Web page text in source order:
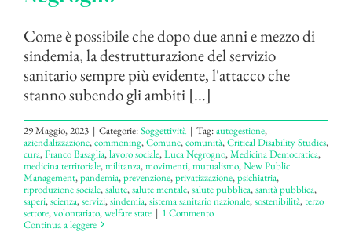
Come è possibile che dopo due anni e mezzo di
sindemia, la destrutturazione del servizio
sanitario sempre più evidente, l'attacco che
stanno subendo gli ambiti [...]
29 Maggio, 2023 | Categorie:Soggettività | Tag:autogestione,
aziendalizzazione,commoning,Comune,comunità,Critical Disability Studies,
cura,Franco Basaglia,lavoro sociale,Luca Negrogno,Medicina Democratica,
medicina territoriale,militanza,movimenti,mutualismo,New Public
Management,pandemia,prevenzione,privatizzazione,psichiatria,
riproduzione sociale,salute,salute mentale,salute pubblica,sanità pubblica,
saperi,scienza,servizi,sindemia,sistema sanitario nazionale,sostenibilità,terzo
settore,volontariato,welfare state | 1 Commento
Continua a leggere